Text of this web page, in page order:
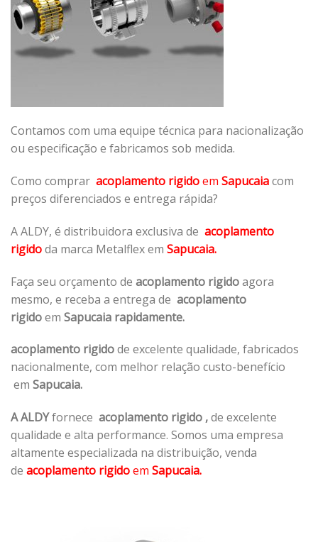
Contamos com uma equipe técnica para nacionalização
ou especificação e fabricamos sob medida.
Como comprar acoplamento rigidoem Sapucaiacom
preços diferenciados e entrega rápida?
A ALDY, é distribuidora exclusiva de acoplamento
rigidoda marca Metalflex em Sapucaia.
Faça seu orçamento de acoplamento rigidoagora
mesmo, e receba a entrega de acoplamento
rigidoem Sapucaia rapidamente.
acoplamento rigidode excelente qualidade, fabricados
nacionalmente, com melhor relação custo-benefício
em Sapucaia.
A ALDYfornece acoplamento rigido ,de excelente
qualidade e alta performance. Somos uma empresa
altamente especializada na distribuição, venda
de acoplamento rigidoem Sapucaia.